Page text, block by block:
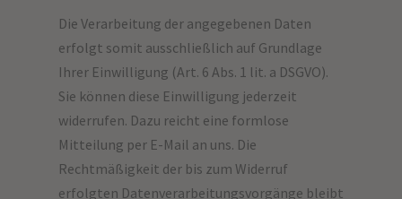
Die Verarbeitung der angegebenen Daten
erfolgt somit ausschließlich auf Grundlage
Ihrer Einwilligung (Art. 6 Abs. 1 lit. a DSGVO).
Sie können diese Einwilligung jederzeit
widerrufen. Dazu reicht eine formlose
Mitteilung per E-Mail an uns. Die
Rechtmäßigkeit der bis zum Widerruf
erfolgten Datenverarbeitungsvorgänge bleibt